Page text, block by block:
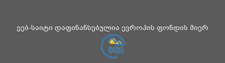
ვებ-საიტი დაფინანსებულია ევროპის ფონდის მიერ